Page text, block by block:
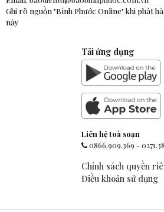
Ghi rõ nguồn "Bình Phước Online" khi phát
này
Tải ứng dụng
Liên hệ toà soạn
0866.909.369-
Chính sách quyền
Điều khoản sử dụng